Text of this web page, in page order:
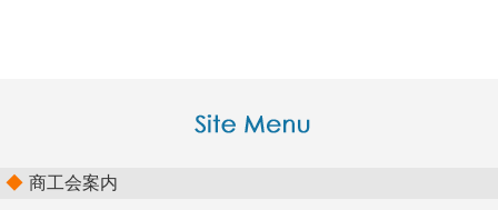
商工会案内